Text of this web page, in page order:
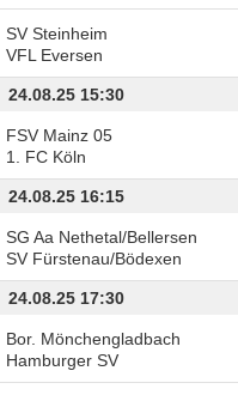
SV Steinheim
VFL Eversen
24.08.25 15:30
FSV Mainz 05
1. FC Köln
24.08.25 16:15
SG Aa Nethetal/Bellersen
SV Fürstenau/Bödexen
24.08.25 17:30
Bor. Mönchengladbach
Hamburger SV